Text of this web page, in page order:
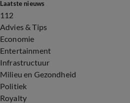
Laatste nieuws
112
Advies & Tips
Economie
Entertainment
Infrastructuur
Milieu en Gezondheid
Politiek
Royalty